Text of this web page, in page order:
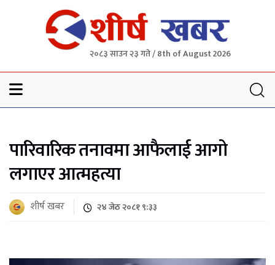
२०८३ साउन २३ गते / 8th of August 2026
पारिवारिक तनावमा आफैलाई आगो
लगाएर आत्महत्या
शीर्ष खबर २४ जेठ २०८१ ९:३३